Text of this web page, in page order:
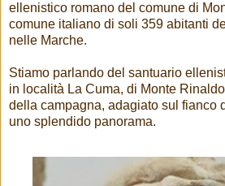
ellenistico romano del comune di
comune italiano di soli 359 abitanti
nelle Marche.
Stiamo parlando del santuario
in località La Cuma, di Monte
della campagna, adagiato sul fianco
uno splendido panorama.